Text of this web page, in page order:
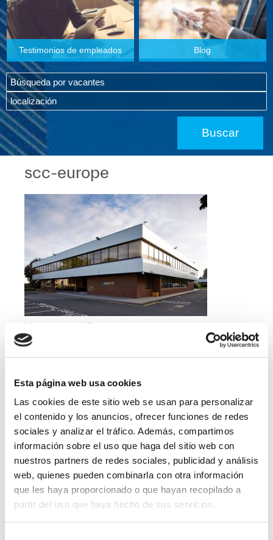
Esta página web usa cookies
Las cookies de este sitio web se usan para personalizar
el contenido y los anuncios, ofrecer funciones de redes
sociales y analizar el tráfico. Además, compartimos
información sobre el uso que haga del sitio web con
nuestros partners de redes sociales, publicidad y análisis
web, quienes pueden combinarla con otra información
que les haya proporcionado o que hayan recopilado a
partir del uso que haya hecho de sus servicios.
Testimonios de empleados Blog
scc-europe
Vacantes por Departamentos
Account Manager
Calidad
Compras
Logí­stica
Managed Services